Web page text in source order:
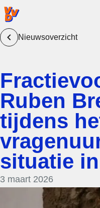
VVD.nl - Ga naar de
Nieuwsoverzicht
Ruben
tijdens
situatie
3 maart 2026